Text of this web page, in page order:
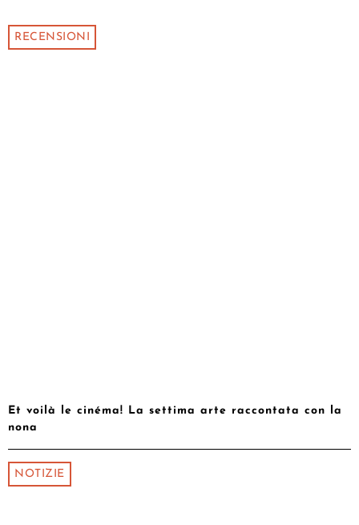
RECENSIONI
Et voilà le cinéma! La settima arte raccontata con la
nona
NOTIZIE